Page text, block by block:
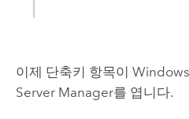
이제 단축키 항목이 Windows
Server Manager를 엽니다.